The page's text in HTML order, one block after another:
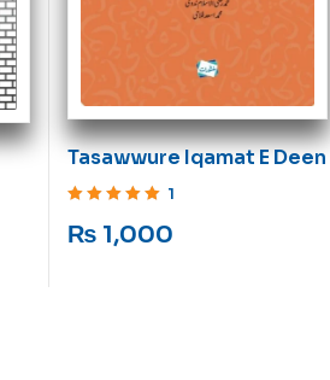
Tasawwure Iqamat E Deen
1
₨ 1,000